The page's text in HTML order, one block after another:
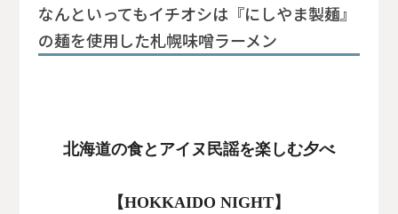
なんといってもイチオシは『にしやま製麺』
の麺を使用した札幌味噌ラーメン
北海道の食とアイヌ民謡を楽しむ夕べ
【HOKKAIDO NIGHT】